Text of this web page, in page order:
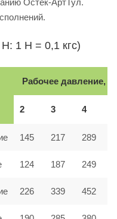
1 Н = 0,1 кгс)
Рабочее давление,
2 3 4
145 217 289
124 187 249
226 339 452